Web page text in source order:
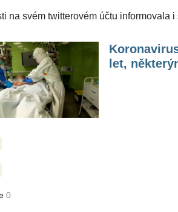
na svém twitterovém účtu informovala
let,